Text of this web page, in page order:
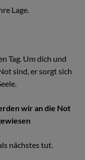
Lage.
Tag. Um dich und
sind, er sorgt sich
wir an die Not
nächstes tut.